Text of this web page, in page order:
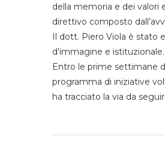
della memoria e dei valori
direttivo composto
Il dott. Piero Viola è stato
d’immagine e istituzionale.
Entro le prime settimane
programma di iniziative
ha tracciato la via da